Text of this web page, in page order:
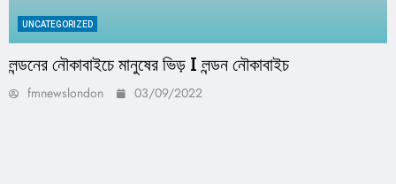
UNCATEGORIZED
লন্ডনের নৌকাবাইচে মানুষের ভিড় I লন্ডন নৌকাবাইচ
fmnewslondon 03/09/2022